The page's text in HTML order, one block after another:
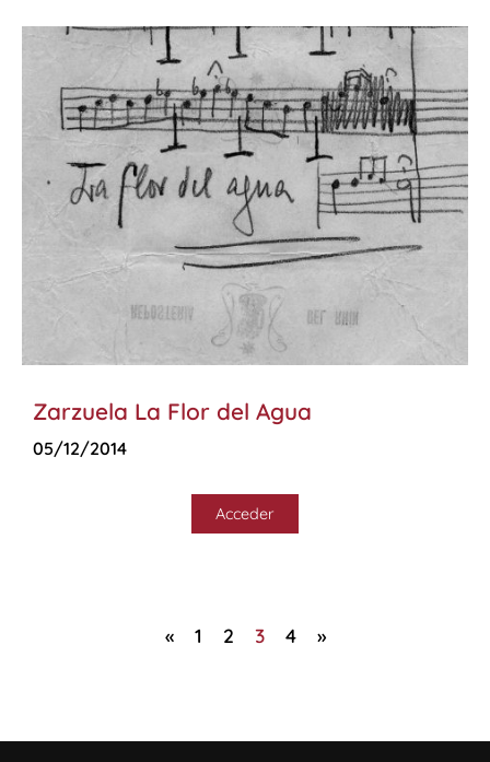
Zarzuela La Flor del Agua
05/12/2014
Acceder
« 1 2 3 4 »